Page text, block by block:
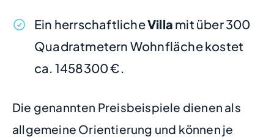
Ein herrschaftlicheVilla mit über 300
Quadratmetern Wohnfläche kostet
ca. 1458300 €.
Die genannten Preisbeispiele dienen als
allgemeine Orientierung und können je